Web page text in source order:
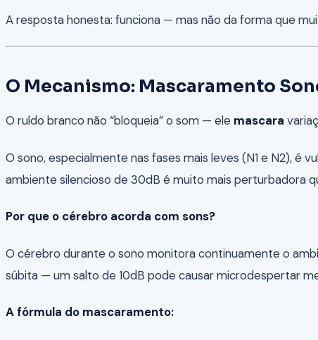
A resposta honesta: funciona — mas não da forma que
O Mecanismo: Mascaramento
O ruído branco não “bloqueia” o som — ele mascara
O sono, especialmente nas fases mais leves (N1 e N2), é
ambiente silencioso de 30dB é muito mais perturbadora
Por que o cérebro acorda com sons?
O cérebro durante o sono monitora continuamente o
súbita — um salto de 10dB pode causar microdespertar
A fórmula do mascaramento: